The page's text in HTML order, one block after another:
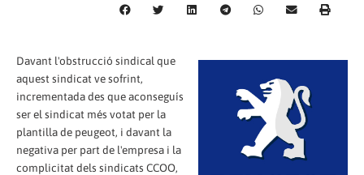
Davant l'obstrucció sindical que
aquest sindicat ve sofrint,
incrementada des que aconseguís
ser el sindicat més votat per la
plantilla de peugeot, i davant la
negativa per part de l'empresa i la
complicitat dels sindicats CCOO,